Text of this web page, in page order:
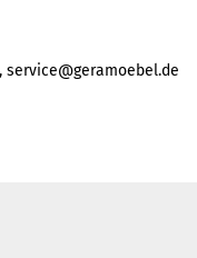
service@geramoebel.de